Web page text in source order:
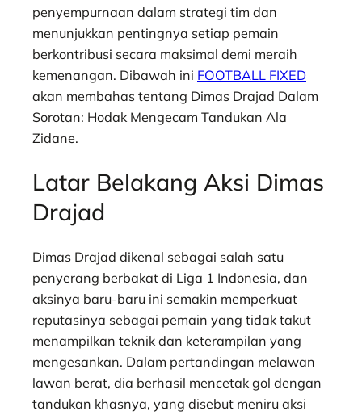
penyempurnaan dalam strategi tim dan
menunjukkan pentingnya setiap pemain
berkontribusi secara maksimal demi meraih
kemenangan. Dibawah ini FOOTBALL FIXED
akan membahas tentang Dimas Drajad Dalam
Sorotan: Hodak Mengecam Tandukan Ala
Zidane.
Latar Belakang Aksi Dimas
Drajad
Dimas Drajad dikenal sebagai salah satu
penyerang berbakat di Liga 1 Indonesia, dan
aksinya baru-baru ini semakin memperkuat
reputasinya sebagai pemain yang tidak takut
menampilkan teknik dan keterampilan yang
mengesankan. Dalam pertandingan melawan
lawan berat, dia berhasil mencetak gol dengan
tandukan khasnya, yang disebut meniru aksi